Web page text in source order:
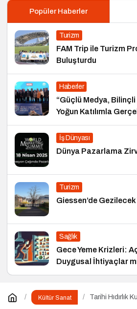
Popüler Haberler
Turizm
FAM Trip ile Turizm
Buluşturdu
Haberler
“Güçlü Medya,
Yoğun Katılımla
İş Dünyası
Dünya Pazarlama
Turizm
Giessen’de Gezilecek
Sağlık
Gece Yeme Krizleri:
Duygusal İhtiyaçlar
Kültür Sanat
Tarihi Hıdırlık